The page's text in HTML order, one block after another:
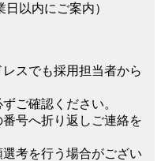
以内にご案内）
スでも採用担当者から
ご確認ください。
番号へ折り返しご連絡を
選考を行う場合がござい